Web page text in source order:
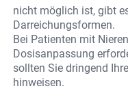
nicht möglich ist, gibt
Darreichungsformen.
Bei Patienten mit
Dosisanpassung
sollten Sie dringend
hinweisen.